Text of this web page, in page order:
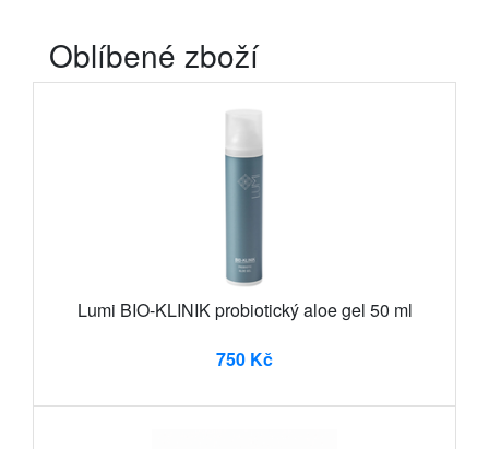
Oblíbené zboží
Lumi BIO-KLINIK probiotický aloe gel 50 ml
750 Kč